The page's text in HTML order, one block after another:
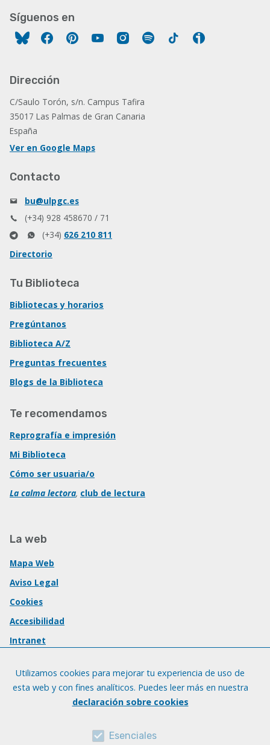
Síguenos en
FacebookPinterestYouTubeInstagram
Spotify Tiktok
Dirección
C/Saulo Torón, s/n. Campus Tafira
35017 Las Palmas de Gran Canaria
España
Ver en Google Maps
Contacto
bu@ulpgc.es
(+34) 928 458670 / 71
(+34) 626 210 811
Directorio
Tu Biblioteca
Bibliotecas y horarios
Pregúntanos
Biblioteca A/Z
Preguntas frecuentes
Blogs de la Biblioteca
Te recomendamos
Reprografía e impresión
Mi Biblioteca
Cómo ser usuaria/o
La calma lectora, club de lectura
La web
Mapa Web
Aviso Legal
Cookies
Accesibilidad
Intranet
Utilizamos cookies para mejorar tu experiencia de uso de
esta web y con fines analíticos. Puedes leer más en nuestra
declaración sobre cookies
Esenciales